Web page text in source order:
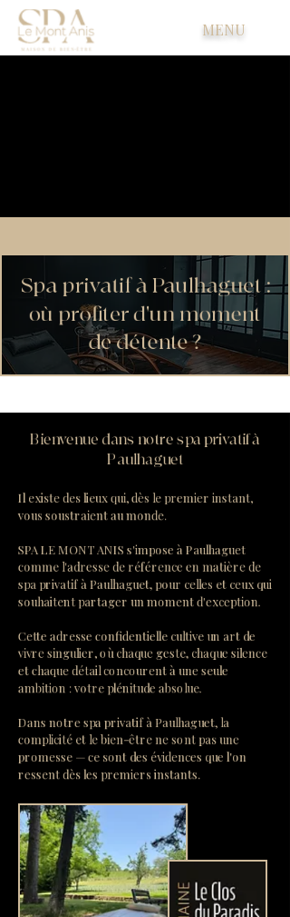
MENU
Spa privatif à Paulhaguet :
où profiter d'un moment
de détente ?
Bienvenue dans notre spa privatif à
Paulhaguet
Il existe des lieux qui, dès le premier instant,
vous soustraient au monde.
SPA LE MONT ANIS s'impose à Paulhaguet
comme l'adresse de référence en matière de
spa privatif à Paulhaguet, pour celles et ceux qui
souhaitent partager un moment d'exception.
Cette adresse confidentielle cultive un art de
vivre singulier, où chaque geste, chaque silence
et chaque détail concourent à une seule
ambition : votre plénitude absolue.
Dans notre spa privatif à Paulhaguet, la
complicité et le bien-être ne sont pas une
promesse — ce sont des évidences que l'on
ressent dès les premiers instants.